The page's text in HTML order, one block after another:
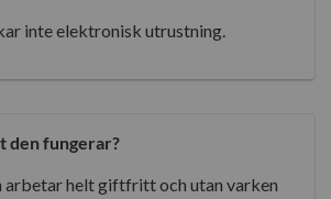
inte elektronisk utrustning.
den fungerar?
arbetar helt giftfritt och utan varken